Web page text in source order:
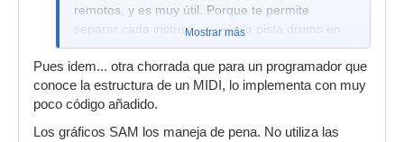
remotos, y es muy útil. Porque te permite
separar cada instrumento de la pista drums en
una pista independiente y asi poder enviarlo a un
vst independiente.
Mostrar más
Pues idem... otra chorrada que para un programador que
conoce la estructura de un MIDI, lo implementa con muy
poco código añadido.
Los gráficos SAM los maneja de pena. No utiliza las